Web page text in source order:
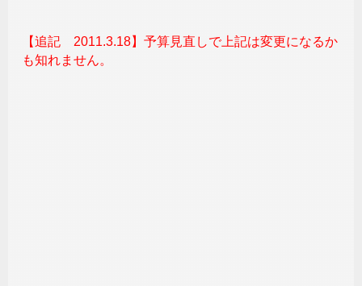
【追記 2011.3.18】予算見直しで上記は変更になるか
も知れません。